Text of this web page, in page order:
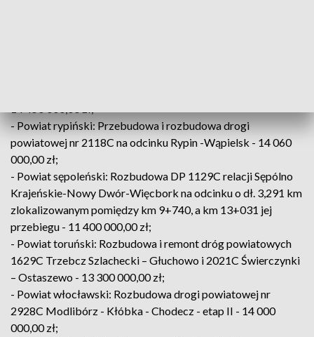
- Powiat rypiński: Przebudowa i rozbudowa drogi
powiatowej nr 2118C na odcinku Rypin -Wąpielsk - 14 060
000,00 zł;
- Powiat sępoleński: Rozbudowa DP 1129C relacji Sępólno
Krajeńskie-Nowy Dwór-Więcbork na odcinku o dł. 3,291 km
zlokalizowanym pomiędzy km 9+740, a km 13+031 jej
przebiegu - 11 400 000,00 zł;
- Powiat toruński: Rozbudowa i remont dróg powiatowych
1629C Trzebcz Szlachecki – Głuchowo i 2021C Świerczynki
– Ostaszewo - 13 300 000,00 zł;
- Powiat włocławski: Rozbudowa drogi powiatowej nr
2928C Modlibórz - Kłóbka - Chodecz - etap II - 14 000
000,00 zł;